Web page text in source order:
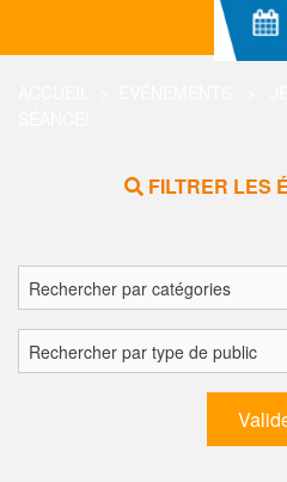
FILTRER LES